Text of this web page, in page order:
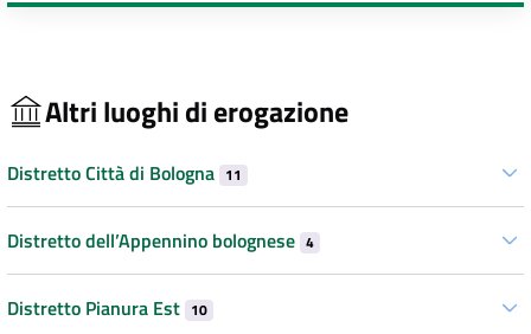
Altri luoghi di erogazione
Distretto Città di Bologna 11
Distretto dell’Appennino bolognese 4
Distretto Pianura Est 10